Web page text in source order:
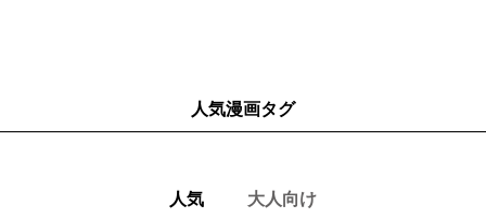
人気漫画タグ
人気 大人向け